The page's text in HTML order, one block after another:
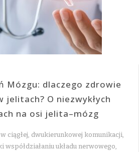
Mózgu: dlaczego zdrowie
jelitach? O niezwykłych
na osi jelita–mózg
ciągłej, dwukierunkowej komunikacji,
współdziałaniu układu nerwowego,